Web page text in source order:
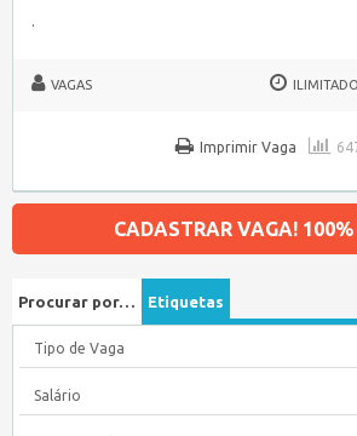
.
VAGAS ILIMITADO
Imprimir Vaga
CADASTRAR VAGA! 100%
Procurar por… Etiquetas
Tipo de Vaga
Salário